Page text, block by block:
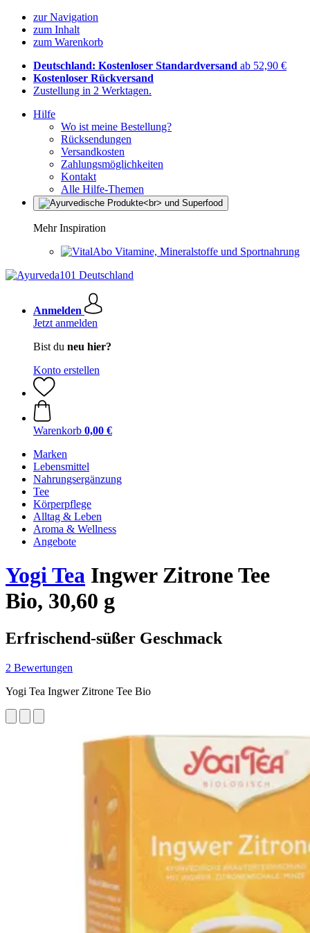
zur Navigation
zum Inhalt
zum Warenkorb
Deutschland: Kostenloser Standardversand ab 52,90 €
Kostenloser Rückversand
Zustellung in 2 Werktagen.
Hilfe
Wo ist meine Bestellung?
Rücksendungen
Versandkosten
Zahlungsmöglichkeiten
Kontakt
Alle Hilfe-Themen
Mehr Inspiration
Vitamine, Mineralstoffe und Sportnahrung
Anmelden
Jetzt anmelden
Bist du neu hier?
Konto erstellen
Warenkorb 0,00 €
Marken
Lebensmittel
Nahrungsergänzung
Tee
Körperpflege
Alltag & Leben
Aroma & Wellness
Angebote
Yogi Tea Ingwer Zitrone Tee
Bio, 30,60 g
Erfrischend-süßer Geschmack
2 Bewertungen
Yogi Tea Ingwer Zitrone Tee Bio